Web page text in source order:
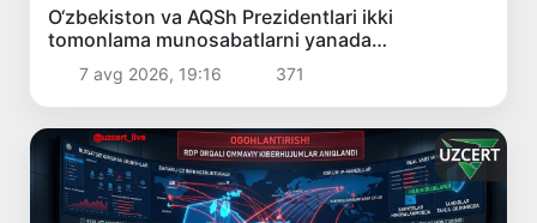
O‘zbekiston va AQSh Prezidentlari ikki
tomonlama munosabatlarni yanada
mustahkamlash istiqbollarini muhokama qildilar
7 avg 2026, 19:16 371